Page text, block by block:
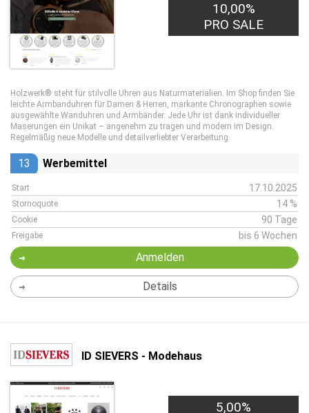
10,00%
PRO SALE
Holzwerk® steht für stilvolle Uhren aus Naturmaterialien. Im Shop finden Sie
leichte Armbanduhren für Damen & Herren, markante Chronographen sowie
ausgewählte Wanduhren und Armbänder. Jede Uhr ist dank individueller
Maserungen ein Unikat – angenehm zu tragen und modern im Design.
Regelmäßig neue Modelle und detailverliebter Verarbeitung.
13 Werbemittel
Start 17.10.2025
Stornoquote 14 %
Cookie 90 Tage
Freigabe bis 6 Wochen
Anmelden
Details
ID SIEVERS - Modehaus
5,00%